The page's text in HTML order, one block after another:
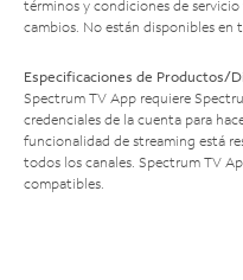
términos y condiciones de
cambios. No están disponibles en
Especificaciones de Productos/
Spectrum TV App requiere
credenciales de la cuenta para
funcionalidad de streaming está
todos los canales. Spectrum TV
compatibles.